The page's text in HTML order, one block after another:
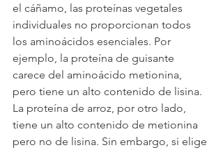
el cáñamo, las proteínas vegetales
individuales no proporcionan todos
los aminoácidos esenciales. Por
ejemplo, la proteína de guisante
carece del aminoácido metionina,
pero tiene un alto contenido de lisina.
La proteína de arroz, por otro lado,
tiene un alto contenido de metionina
pero no de lisina. Sin embargo, si elige